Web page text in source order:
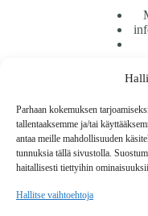
Parhaan kokemuksen
tallentaaksemme ja/tai
antaa meille mahdollisuuden
tunnuksia tällä sivustolla.
haitallisesti tiettyihin
Hallitse vaihtoehtoja